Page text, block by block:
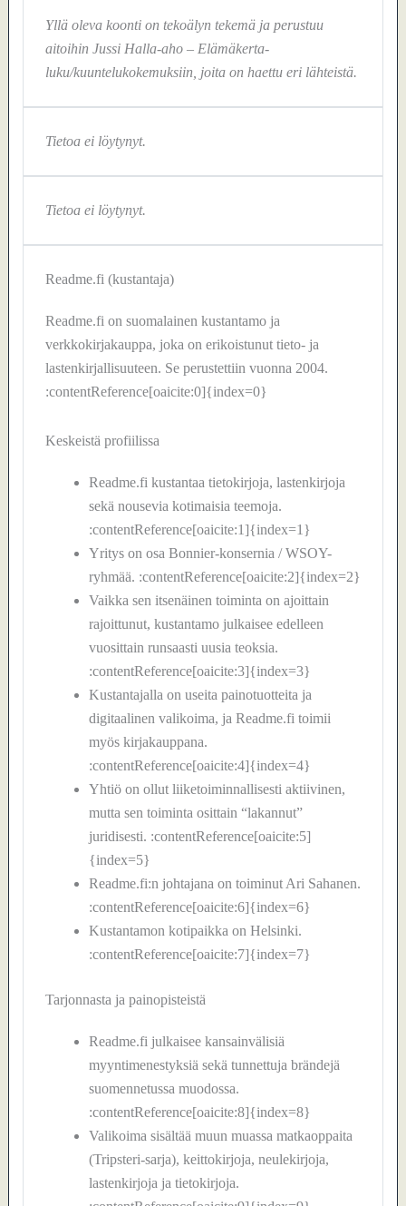
Yllä oleva koonti on tekoälyn tekemä ja perustuu
aitoihin Jussi Halla-aho – Elämäkerta-
luku/kuuntelukokemuksiin, joita on haettu eri lähteistä.
Tietoa ei löytynyt.
Tietoa ei löytynyt.
Readme.fi (kustantaja)
Readme.fi on suomalainen kustantamo ja
verkkokirjakauppa, joka on erikoistunut tieto- ja
lastenkirjallisuuteen. Se perustettiin vuonna 2004.
:contentReference[oaicite:0]{index=0}
Keskeistä profiilissa
Readme.fi kustantaa tietokirjoja, lastenkirjoja
sekä nousevia kotimaisia teemoja.
:contentReference[oaicite:1]{index=1}
Yritys on osa Bonnier-konsernia / WSOY-
ryhmää. :contentReference[oaicite:2]{index=2}
Vaikka sen itsenäinen toiminta on ajoittain
rajoittunut, kustantamo julkaisee edelleen
vuosittain runsaasti uusia teoksia.
:contentReference[oaicite:3]{index=3}
Kustantajalla on useita painotuotteita ja
digitaalinen valikoima, ja Readme.fi toimii
myös kirjakauppana.
:contentReference[oaicite:4]{index=4}
Yhtiö on ollut liiketoiminnallisesti aktiivinen,
mutta sen toiminta osittain “lakannut”
juridisesti. :contentReference[oaicite:5]
{index=5}
Readme.fi:n johtajana on toiminut Ari Sahanen.
:contentReference[oaicite:6]{index=6}
Kustantamon kotipaikka on Helsinki.
:contentReference[oaicite:7]{index=7}
Tarjonnasta ja painopisteistä
Readme.fi julkaisee kansainvälisiä
myyntimenestyksiä sekä tunnettuja brändejä
suomennetussa muodossa.
:contentReference[oaicite:8]{index=8}
Valikoima sisältää muun muassa matkaoppaita
(Tripsteri-sarja), keittokirjoja, neulekirjoja,
lastenkirjoja ja tietokirjoja.